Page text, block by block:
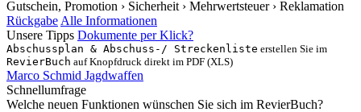
Gutschein, Promotion › Sicherheit › Mehrwertsteuer › Reklamation
Rückgabe Alle Informationen
Unsere Tipps Dokumente per Klick?
Abschussplan & Abschuss-/ Streckenliste erstellen Sie im
RevierBuch auf Knopfdruck direkt im PDF (XLS)
Marco Schmid Jagdwaffen
Schnellumfrage
Welche neuen Funktionen wünschen Sie sich im RevierBuch?